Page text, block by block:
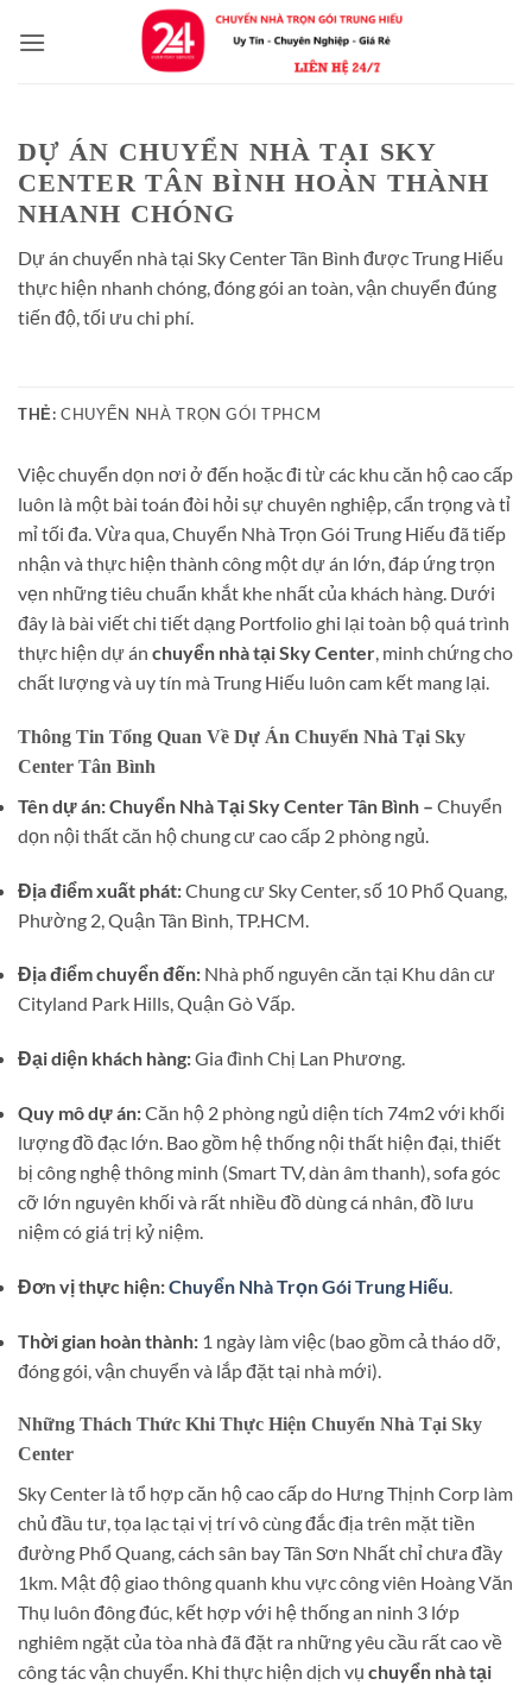
qua
DỰ ÁN CHUYỂN NHÀ TẠI SKY
CENTER TÂN BÌNH HOÀN THÀNH
NHANH CHÓNG
Dự án chuyển nhà tại Sky Center Tân Bình được Trung Hiếu
thực hiện nhanh chóng, đóng gói an toàn, vận chuyển đúng
tiến độ, tối ưu chi phí.
THẺ: CHUYỂN NHÀ TRỌN GÓI TPHCM
Việc chuyển dọn nơi ở đến hoặc đi từ các khu căn hộ cao cấp
luôn là một bài toán đòi hỏi sự chuyên nghiệp, cẩn trọng và tỉ
mỉ tối đa. Vừa qua, Chuyển Nhà Trọn Gói Trung Hiếu đã tiếp
nhận và thực hiện thành công một dự án lớn, đáp ứng trọn
vẹn những tiêu chuẩn khắt khe nhất của khách hàng. Dưới
đây là bài viết chi tiết dạng Portfolio ghi lại toàn bộ quá trình
thực hiện dự án chuyển nhà tại Sky Center, minh chứng cho
chất lượng và uy tín mà Trung Hiếu luôn cam kết mang lại.
Thông Tin Tổng Quan Về Dự Án Chuyển Nhà Tại Sky
Center Tân Bình
Tên dự án:Chuyển Nhà Tại Sky Center Tân Bình – Chuyển
dọn nội thất căn hộ chung cư cao cấp 2 phòng ngủ.
Địa điểm xuất phát:Chung cư Sky Center, số 10 Phổ Quang,
Phường 2, Quận Tân Bình, TP.HCM.
Địa điểm chuyển đến: Nhà phố nguyên căn tại Khu dân cư
Cityland Park Hills, Quận Gò Vấp.
Đại diện khách hàng:Gia đình Chị Lan Phương.
Quy mô dự án:Căn hộ 2 phòng ngủ diện tích 74m2 với khối
lượng đồ đạc lớn. Bao gồm hệ thống nội thất hiện đại, thiết
bị công nghệ thông minh (Smart TV, dàn âm thanh), sofa góc
cỡ lớn nguyên khối và rất nhiều đồ dùng cá nhân, đồ lưu
niệm có giá trị kỷ niệm.
Đơn vị thực hiện:Chuyển Nhà Trọn Gói Trung Hiếu
Thời gian hoàn thành: 1 ngày làm việc (bao gồm cả tháo dỡ,
đóng gói, vận chuyển và lắp đặt tại nhà mới).
Những Thách Thức Khi Thực Hiện Chuyển Nhà Tại Sky
Center
Sky Center là tổ hợp căn hộ cao cấp do Hưng Thịnh Corp làm
chủ đầu tư, tọa lạc tại vị trí vô cùng đắc địa trên mặt tiền
đường Phổ Quang, cách sân bay Tân Sơn Nhất chỉ chưa đầy
1km. Mật độ giao thông quanh khu vực công viên Hoàng Văn
Thụ luôn đông đúc, kết hợp với hệ thống an ninh 3 lớp
nghiêm ngặt của tòa nhà đã đặt ra những yêu cầu rất cao về
công tác vận chuyển. Khi thực hiện dịch vụ chuyển nhà tại